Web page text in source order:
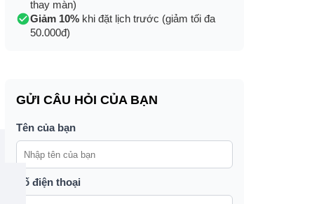
thay màn)
Giảm 10% khi đặt lịch trước (giảm tối đa
50.000đ)
GỬI CÂU HỎI CỦA BẠN
Tên của bạn
Số điện thoại